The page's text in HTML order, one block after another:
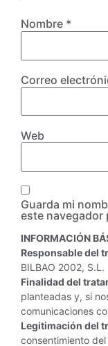
Nombre *
Correo
Web
Guarda mi
este navegador
INFORMACIÓN
Responsable del
BILBAO 2002, S.L.
Finalidad del
planteadas y, si
comunicaciones
Legitimación del
consentimiento